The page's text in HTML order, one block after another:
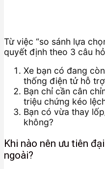
Từ việc “so sánh lựa
quyết định theo 3 câu
Xe bạn có đang
thống điện tử hỗ
Bạn chỉ cần cân
triệu chứng kéo
Bạn có vừa thay
không?
Khi nào nên ưu tiên
ngoài?